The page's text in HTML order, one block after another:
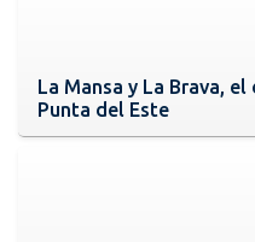
La Mansa y La Brava,
Punta del Este